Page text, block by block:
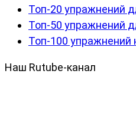
Топ-20 упражнений
Топ-50 упражнений
Топ-100 упражнений
Наш Rutube-канал